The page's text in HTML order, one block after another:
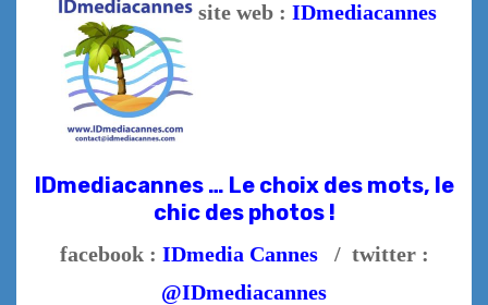
site web : IDmediacannes
IDmediacannes … Le choix des mots, le
chic des photos !
facebook : IDmedia Cannes/ twitter :
@IDmediacannes